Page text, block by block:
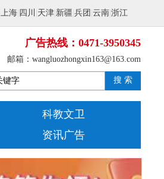
上海 四川 天津 新疆 兵团 云南 浙江
广告热线：0471-3950345
邮箱：wangluozhongxin163@163.com
搜 索
科教文卫
资讯广告